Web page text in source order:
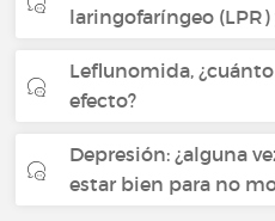
laringofaríngeo (LPR)
Leflunomida,
efecto?
Depresión: ¿alguna
estar bien para no